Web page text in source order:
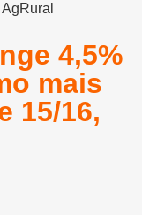
4,5%
mais
15/16,